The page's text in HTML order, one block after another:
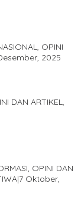
OPINI
2025
DAN ARTIKEL,
OPINI DAN
|7 Oktober,